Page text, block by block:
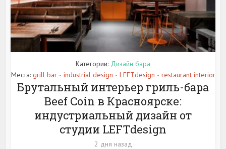
Категории: Дизайн бара
Места: grill bar • industrial design • LEFTdesign • restaurant interior
Брутальный интерьер гриль-бара
Beef Coin в Красноярске:
индустриальный дизайн от
студии LEFTdesign
2 дня назад